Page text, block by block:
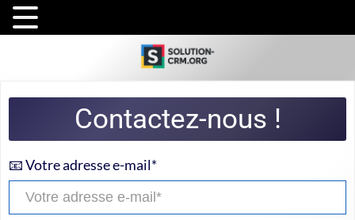
Contactez-nous !
📧 Votre adresse e-mail*